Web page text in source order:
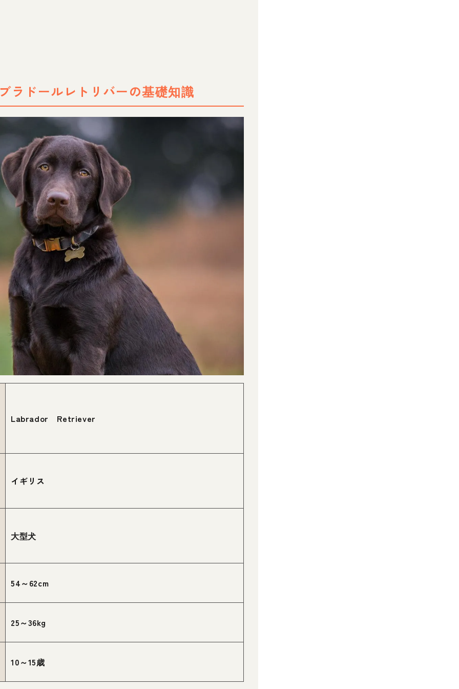
ラドールレトリバーの基礎知識
Labrador Retriever
イギリス
大型犬
54～62cm
25～36kg
10～15歳